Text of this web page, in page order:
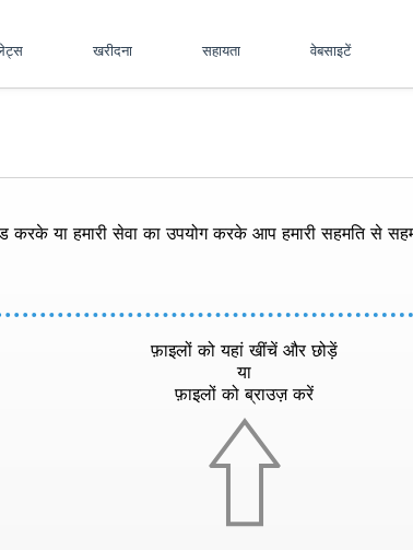
खरीदना सहायता वेबसाइटें
करके या हमारी सेवा का उपयोग करके आप हमारी सहमति से
फ़ाइलों को यहां खींचें और छोड़ें
या
फ़ाइलों को ब्राउज़ करें